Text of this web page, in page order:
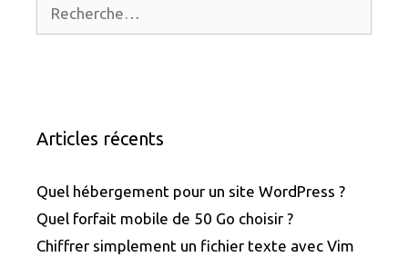
Articles récents
Quel hébergement pour un site WordPress ?
Quel forfait mobile de 50 Go choisir ?
Chiffrer simplement un fichier texte avec Vim